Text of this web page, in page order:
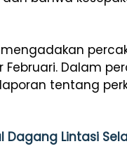
Februari. Dalam
tentang
Dagang Lintasi